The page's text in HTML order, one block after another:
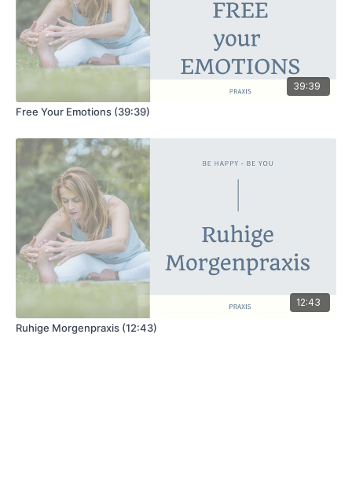
39:39
Free Your Emotions (39:39)
12:43
Ruhige Morgenpraxis (12:43)